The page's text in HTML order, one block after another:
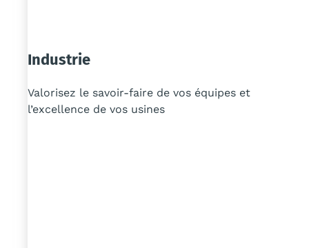
Industrie
Valorisez le savoir-faire de vos équipes et
l’excellence de vos usines